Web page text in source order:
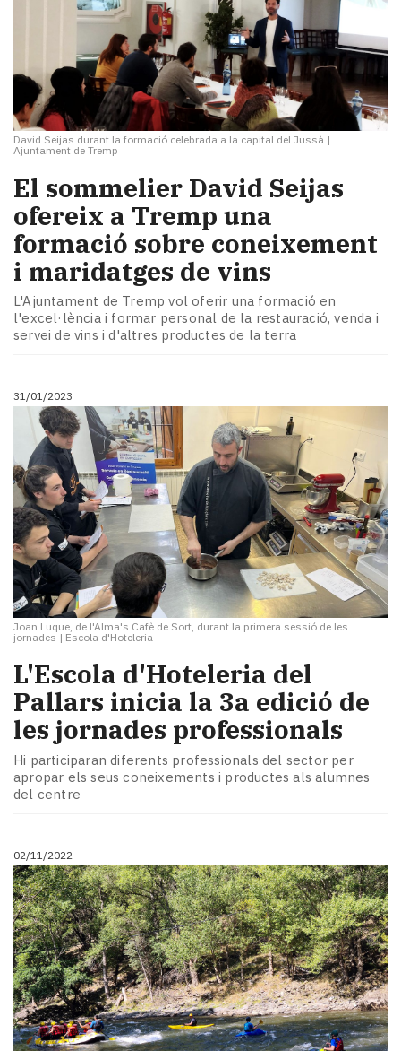
David Seijas durant la formació celebrada a la capital del Jussà |
Ajuntament de Tremp
El sommelier David Seijas
ofereix a Tremp una
formació sobre coneixement
i maridatges de vins
L'Ajuntament de Tremp vol oferir una formació en
l'excel·lència i formar personal de la restauració, venda i
servei de vins i d'altres productes de la terra
31/01/2023
Joan Luque, de l'Alma's Cafè de Sort, durant la primera sessió de les
jornades| Escola d'Hoteleria
L'Escola d'Hoteleria del
Pallars inicia la 3a edició de
les jornades professionals
Hi participaran diferents professionals del sector per
apropar els seus coneixements i productes als alumnes
del centre
02/11/2022